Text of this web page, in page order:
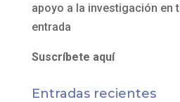
apoyo a la investigación en
entrada
Suscríbete aquí
Entradas recientes